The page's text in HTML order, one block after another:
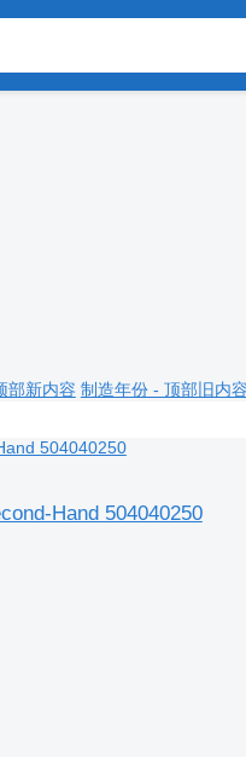
部新内容 制造年份 - 顶部旧内容
Hand 504040250